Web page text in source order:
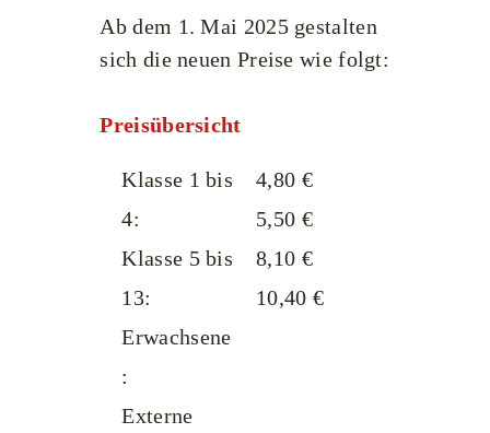
Ab dem 1. Mai 2025 gestalten
sich die neuen Preise wie folgt:
Preisübersicht
Klasse 1 bis
4:
Klasse 5 bis
13:
Erwachsene
:
Externe
4,80 €
5,50 €
8,10 €
10,40 €